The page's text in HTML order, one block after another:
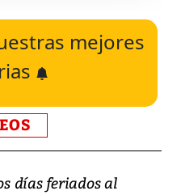
mejores
días feriados al